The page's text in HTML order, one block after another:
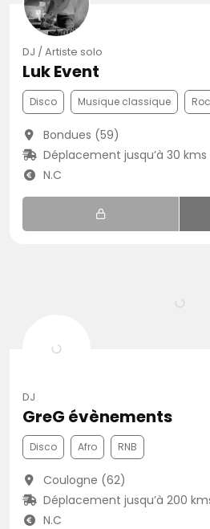
DJ / Artiste solo
Luk Event
Disco Musique classique
Bondues (59)
Déplacement jusqu’à 30 kms
N.C
DJ
GreG évènements
Disco Afro RNB
Coulogne (62)
Déplacement jusqu’à 200
N.C